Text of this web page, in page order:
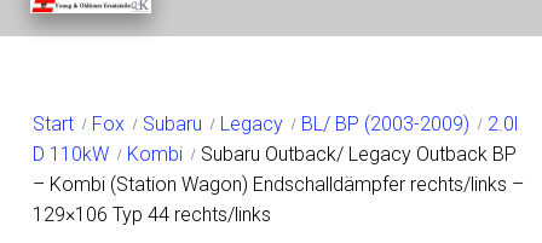
Start Fox Subaru Legacy BL/ BP (2003-2009)
2.0l
D 110kW
Kombi
Subaru Outback/ Legacy Outback BP
– Kombi (Station Wagon) Endschalldämpfer rechts/links –
129×106 Typ 44 rechts/links